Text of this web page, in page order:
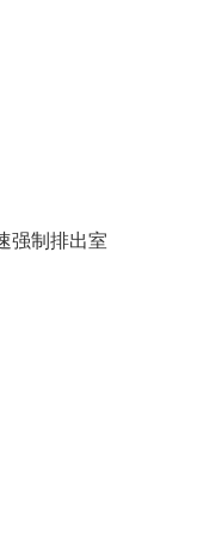
强制排出室